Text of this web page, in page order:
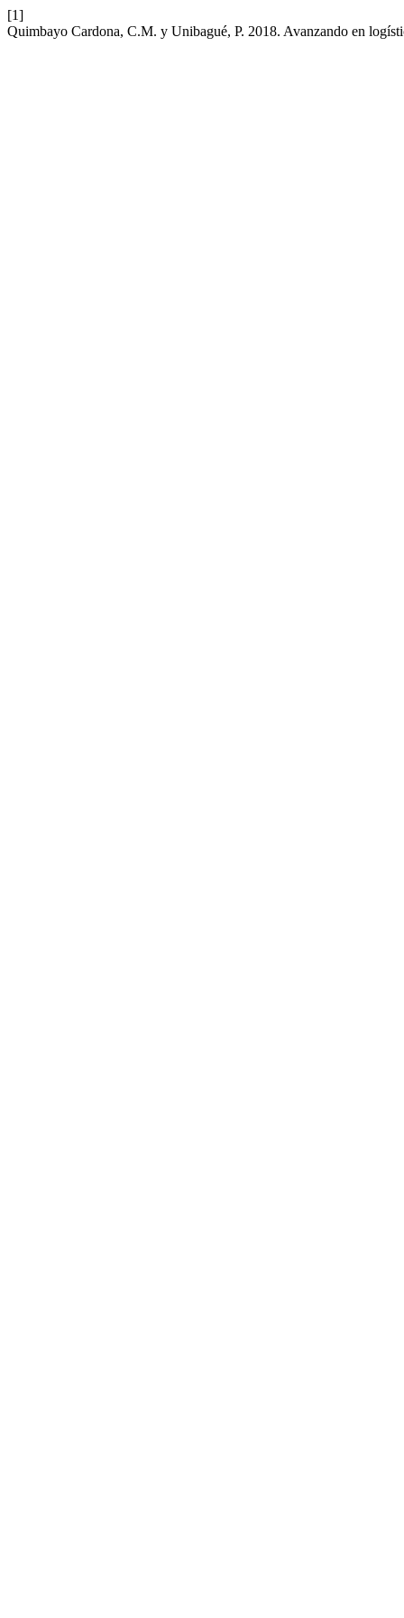
[1]
Quimbayo Cardona, C.M. y Unibagué, P. 2018. Avanzando en